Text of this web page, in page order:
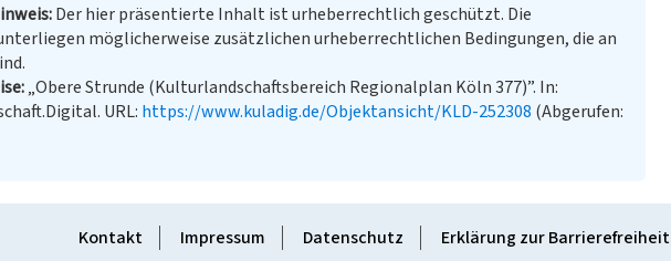
Der hier präsentierte Inhalt ist urheberrechtlich geschützt. Die
möglicherweise zusätzlichen urheberrechtlichen Bedingungen, die an
„Obere Strunde (Kulturlandschaftsbereich Regionalplan Köln 377)”. In:
URL: https://www.kuladig.de/Objektansicht/KLD-252308 (Abgerufen:
Kontakt Impressum Datenschutz Erklärung zur Barrierefreiheit